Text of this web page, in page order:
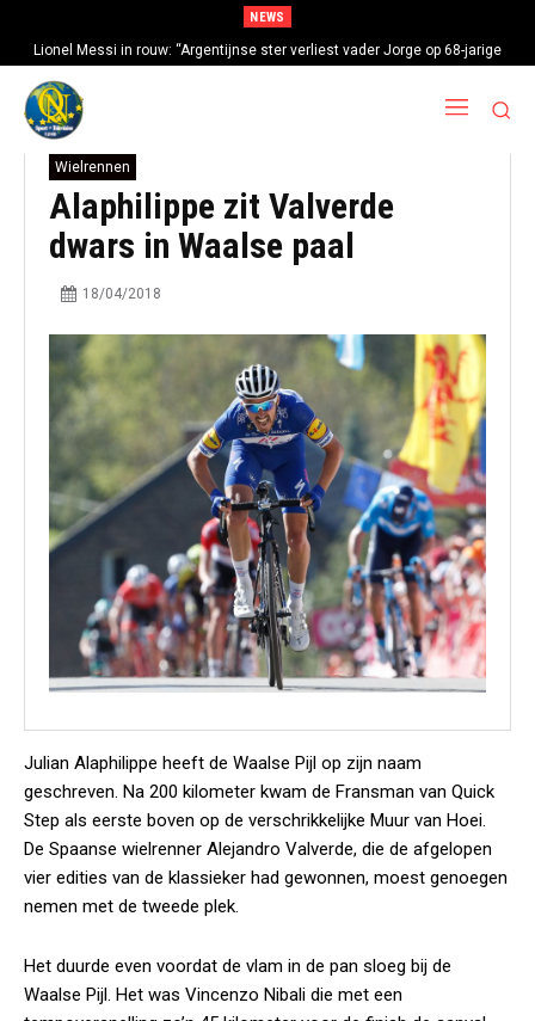
NEWS
Lionel Messi in rouw: “Argentijnse ster verliest vader Jorge op 68-jarige
leeftijd na gezondheidsproblemen”
Wielrennen
Alaphilippe zit Valverde
dwars in Waalse paal
18/04/2018
Julian Alaphilippe heeft de Waalse Pijl op zijn naam
geschreven. Na 200 kilometer kwam de Fransman van Quick
Step als eerste boven op de verschrikkelijke Muur van Hoei.
De Spaanse wielrenner Alejandro Valverde, die de afgelopen
vier edities van de klassieker had gewonnen, moest genoegen
nemen met de tweede plek.
Het duurde even voordat de vlam in de pan sloeg bij de
Waalse Pijl. Het was Vincenzo Nibali die met een